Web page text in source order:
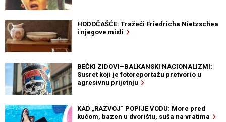
HODOČAŠĆE: Tražeći Friedricha Nietzschea
i njegove misli
BEČKI ZIDOVI–BALKANSKI NACIONALIZMI:
Susret koji je fotoreportažu pretvorio u
agresivnu prijetnju
KAD „RAZVOJ“ POPIJE VODU: More pred
kućom, bazen u dvorištu, suša na vratima